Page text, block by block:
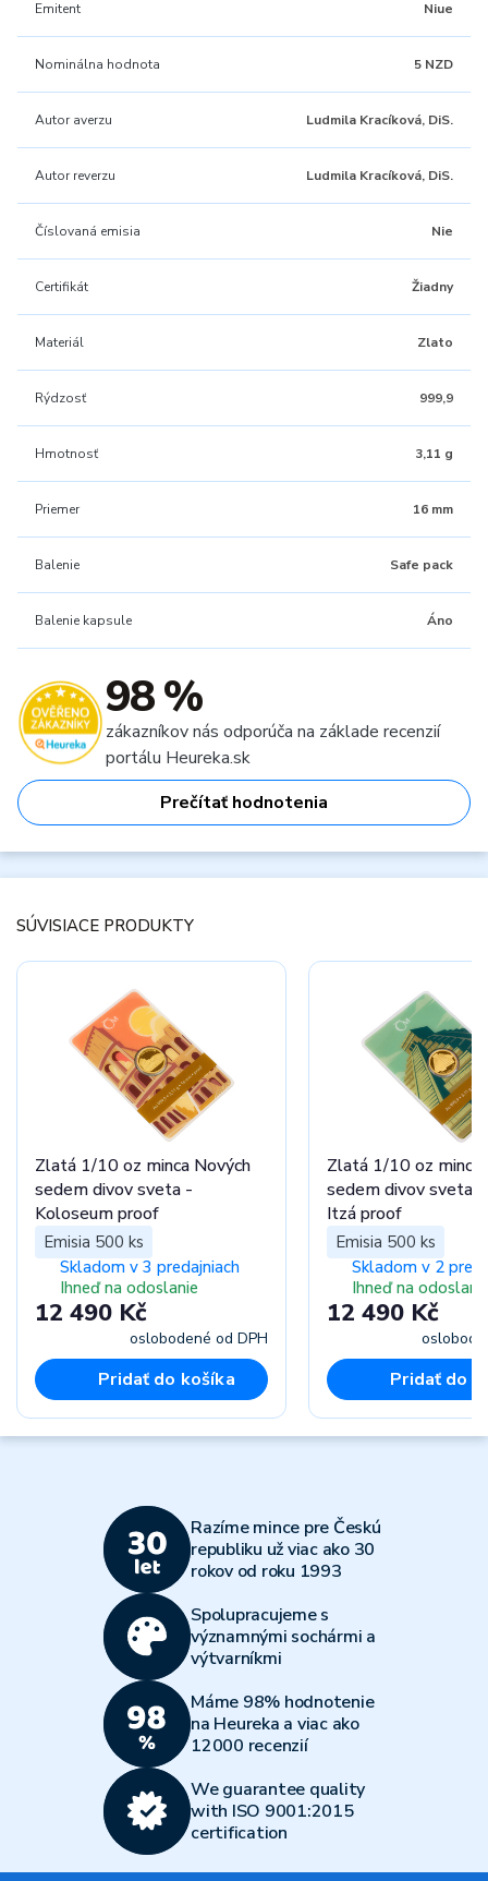
Emitent Niue
Nominálna hodnota 5 NZD
Autor averzu Ludmila Kracíková, DiS.
Autor reverzu Ludmila Kracíková, DiS.
Číslovaná emisia Nie
Certifikát Žiadny
Materiál Zlato
Rýdzosť 999,9
Hmotnosť 3,11 g
Priemer 16 mm
Balenie Safe pack
Balenie kapsule Áno
98 %
zákazníkov nás odporúča na základe recenzií
portálu Heureka.sk
Prečítať hodnotenia
SÚVISIACE PRODUKTY
Zlatá 1/10 oz minca Nových
sedem divov sveta -
Koloseum proof
Emisia 500 ks
Skladom v 3 predajniach
Ihneď na odoslanie
12 490 Kč
oslobodené od DPH
Pridať do košíka
Zlatá 1/10 oz minca
sedem divov sveta -
Itzá proof
Emisia 500 ks
Skladom v 2
Ihneď na
12 490 Kč
Pridať do
Razíme mince pre Českú
republiku už viac ako 30
rokov od roku 1993
Spolupracujeme s
významnými sochármi a
výtvarníkmi
Máme 98% hodnotenie
na Heureka a viac ako
12000 recenzií
We guarantee quality
with ISO 9001:2015
certification